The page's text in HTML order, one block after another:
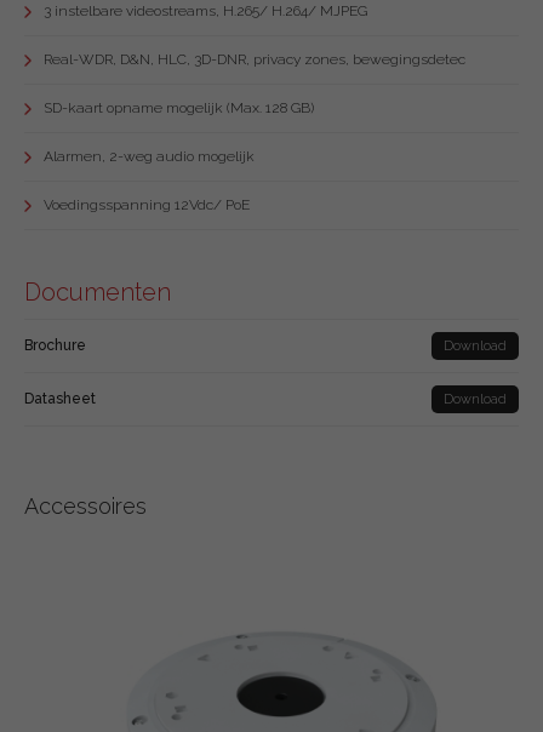
3 instelbare videostreams, H.265/ H.264/ MJPEG
Real-WDR, D&N, HLC, 3D-DNR, privacy zones, bewegingsdetec
SD-kaart opname mogelijk (Max. 128 GB)
Alarmen, 2-weg audio mogelijk
Voedingsspanning 12Vdc/ PoE
Documenten
Brochure Download
Datasheet Download
Accessoires